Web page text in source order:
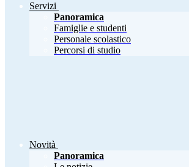
Servizi
Panoramica
Famiglie e studenti
Personale scolastico
Percorsi di studio
Novità
Panoramica